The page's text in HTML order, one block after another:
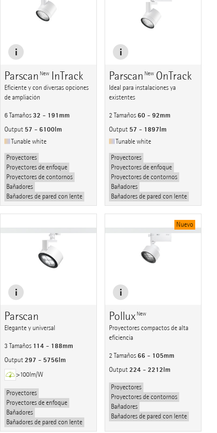
ParscanNewInTrack
Eficiente y con diversas opciones
de ampliación
6 Tamaños32 - 191mm
Output 57 - 6100lm
Tunable white
Proyectores
Proyectores de enfoque
Proyectores de contornos
Bañadores
Bañadores de pared con lente
ParscanNewOnTrack
Ideal para instalaciones ya
existentes
2 Tamaños 60 - 92mm
Output 57 - 1897lm
Tunable white
Proyectores
Proyectores de enfoque
Proyectores de contornos
Bañadores
Bañadores de pared con lente
Parscan
Elegante y universal
3 Tamaños 114 - 188mm
Output297 - 5756lm
>100lm/W
Proyectores
Proyectores de enfoque
Bañadores
Bañadores de pared con lente
Nuevo
PolluxNew
Proyectores compactos de alta
eficiencia
2 Tamaños 66 - 105mm
Output224 - 2212lm
Proyectores
Proyectores de contornos
Bañadores
Bañadores de pared con lente